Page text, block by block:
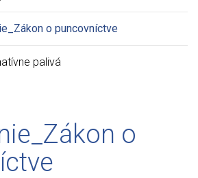
o puncovníctve
palivá
o